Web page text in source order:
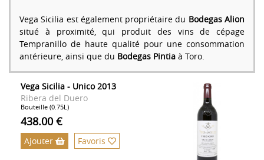
Vega Sicilia est également propriétaire du Bodegas Alion
situé à proximité, qui produit des vins de cépage
Tempranillo de haute qualité pour une consommation
antérieure, ainsi que du Bodegas Pintia à Toro.
Vega Sicilia - Unico 2013
Ribera del Duero
Bouteille (0.75L)
438.00 €
Ajouter Favoris